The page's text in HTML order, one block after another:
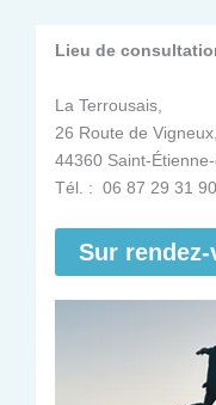
Lieu de
La Terrousais,
26 Route de
44360 Saint-
Tél. : 06 87 29 31 90
Sur